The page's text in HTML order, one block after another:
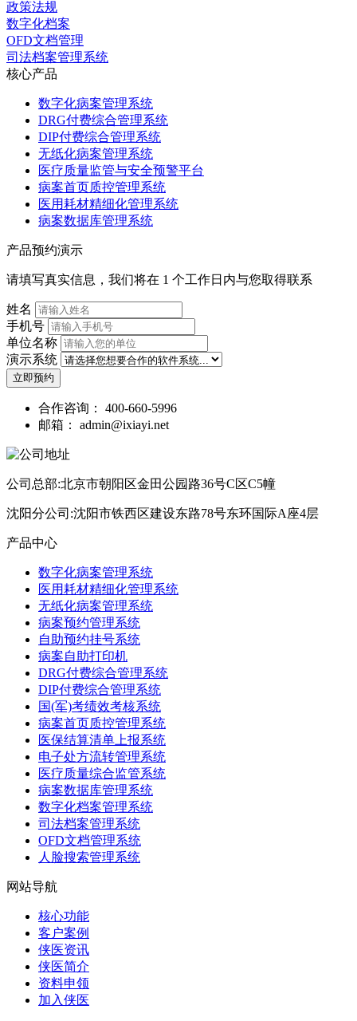
政策法规
数字化档案
OFD文档管理
司法档案管理系统
核心产品
数字化病案管理系统
DRG付费综合管理系统
DIP付费综合管理系统
无纸化病案管理系统
医疗质量监管与安全预警平台
病案首页质控管理系统
医用耗材精细化管理系统
病案数据库管理系统
产品预约演示
请填写真实信息，我们将在 1 个工作日内与您取得联系
姓名
手机号
单位名称
演示系统
立即预约
合作咨询： 400-660-5996
邮箱： admin@ixiayi.net
公司总部:北京市朝阳区金田公园路36号C区C5幢
沈阳分公司:沈阳市铁西区建设东路78号东环国际A座4层
产品中心
数字化病案管理系统
医用耗材精细化管理系统
无纸化病案管理系统
病案预约管理系统
自助预约挂号系统
病案自助打印机
DRG付费综合管理系统
DIP付费综合管理系统
国(军)考绩效考核系统
病案首页质控管理系统
医保结算清单上报系统
电子处方流转管理系统
医疗质量综合监管系统
病案数据库管理系统
数字化档案管理系统
司法档案管理系统
OFD文档管理系统
人脸搜索管理系统
网站导航
核心功能
客户案例
侠医资讯
侠医简介
资料申领
加入侠医